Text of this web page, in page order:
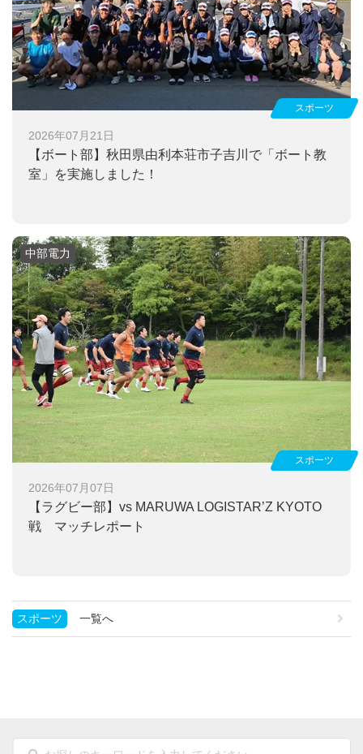
2026年07月21日
【ボート部】 秋田県由利本荘市子吉川で「ボート教
室」を実施しました！
スポーツ
2026年07月07日
【ラグビー部】 vs MARUWA LOGISTAR’Z KYOTO
戦 マッチレポート
スポーツ
中部電力
スポーツ 一覧へ